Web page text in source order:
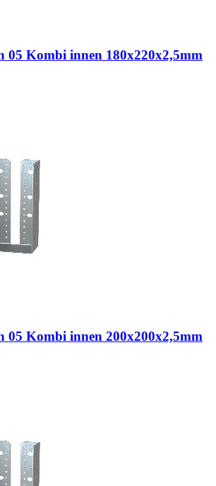
05 Kombi innen 180x220x2,5mm
05 Kombi innen 200x200x2,5mm